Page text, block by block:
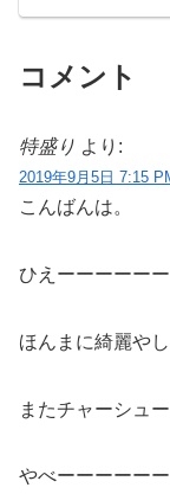
コメント
特盛り より:
2019年9月5日 7:15
こんばんは。
ひえーーーーーー
ほんまに綺麗や
またチャーシュ
やべーーーーーー